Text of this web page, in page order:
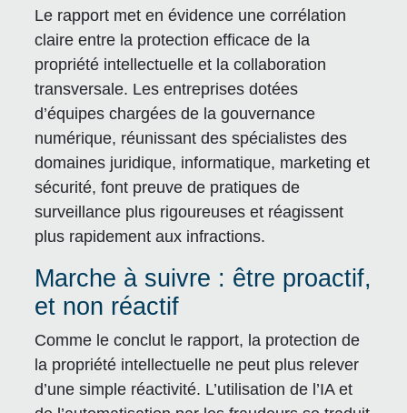
Le rapport met en évidence une corrélation
claire entre la protection efficace de la
propriété intellectuelle et la collaboration
transversale. Les entreprises dotées
d’équipes chargées de la gouvernance
numérique, réunissant des spécialistes des
domaines juridique, informatique, marketing et
sécurité, font preuve de pratiques de
surveillance plus rigoureuses et réagissent
plus rapidement aux infractions.
Marche à suivre : être proactif,
et non réactif
Comme le conclut le rapport, la protection de
la propriété intellectuelle ne peut plus relever
d’une simple réactivité. L’utilisation de l’IA et